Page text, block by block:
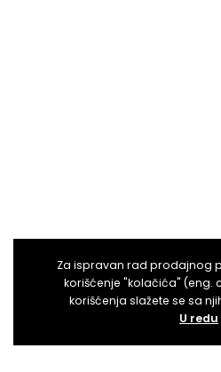
Za ispravan rad prodajnog
korišćenje "kolačića" (eng.
korišćenja slažete se sa
U redu